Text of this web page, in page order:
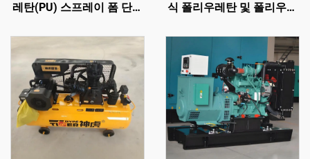
레탄(PU) 스프레이 폼 단열
식 폴리우레탄 및 폴리우레